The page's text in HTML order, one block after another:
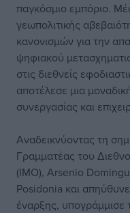
παγκόσμιο εμπόριο.
γεωπολιτικής
κανονισμών για την
ψηφιακού
στις διεθνείς
αποτέλεσε μια
συνεργασίας και
Αναδεικνύοντας τη
Γραμματέας του
(IMO), Arsenio
Posidonia και
έναρξης, υπογράμμισε